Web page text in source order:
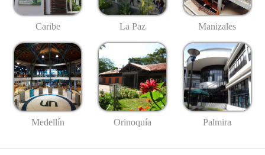
Caribe La Paz Manizales
Medellín Orinoquía Palmira